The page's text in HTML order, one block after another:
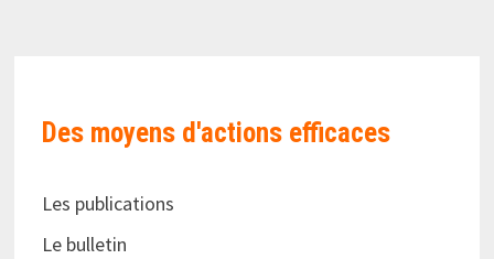
Des moyens d'actions efficaces
Les publications
Le bulletin